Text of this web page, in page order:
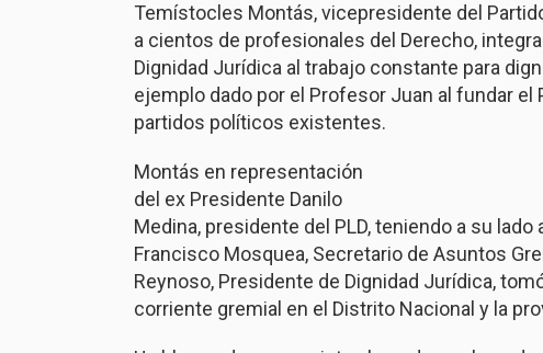
Temístocles Montás, vicepresidente del
a cientos de profesionales del Derecho,
Dignidad Jurídica al trabajo constante para
ejemplo dado por el Profesor Juan al fundar el
partidos políticos existentes.
Montás en representación
del ex Presidente Danilo
Medina, presidente del PLD, teniendo a su
Francisco Mosquea, Secretario de Asuntos
Reynoso, Presidente de Dignidad Jurídica,
corriente gremial en el Distrito Nacional y la